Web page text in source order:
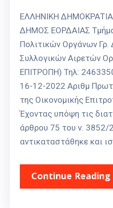
ΕΛΛΗΝΙΚΗ
ΔΗΜΟΣ ΕΟΡΔΑΙΑΣ
Πολιτικών Οργάνων
Συλλογικών Αιρετών
ΕΠΙΤΡΟΠΗ) Τηλ:
16-12-2022 Αριθμ
της Οικονομικής
Έχοντας υπόψη τις
άρθρου 75 του ν.
αντικαταστάθηκε και
Continue Reading